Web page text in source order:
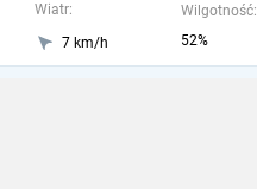
Wiatr:
7 km/h
Wilgotność:
52%